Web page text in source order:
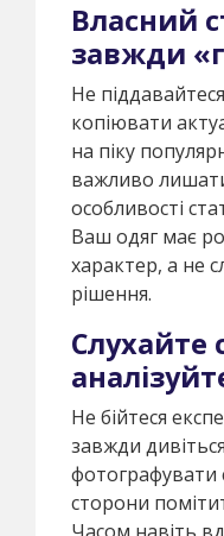
Власний
завжди
Не
копіювати
на піку
важливо
особливості
Ваш одяг має
характер, а не
рішення.
Слухайте
Не бійтеся
завжди
фотографувати
сторони